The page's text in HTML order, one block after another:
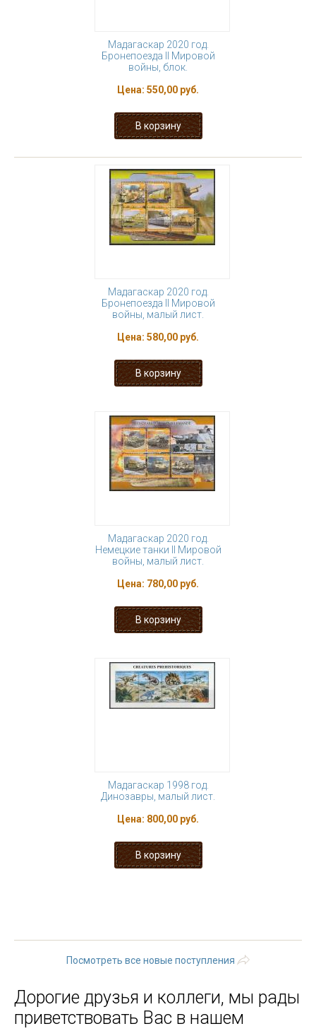
Мадагаскар 2020 год.
Бронепоезда II Мировой
войны, блок.
Цена: 550,00 руб.
Мадагаскар 2020 год.
Бронепоезда II Мировой
войны, малый лист.
Цена: 580,00 руб.
Мадагаскар 2020 год.
Немецкие танки II Мировой
войны, малый лист.
Цена: 780,00 руб.
Мадагаскар 1998 год.
Динозавры, малый лист.
Цена: 800,00 руб.
Посмотреть все новые поступления
Дорогие друзья и коллеги, мы рады
приветствовать Вас в нашем